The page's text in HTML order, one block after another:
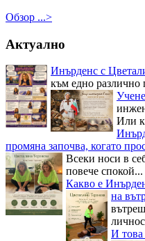
Обзор ...>
Актуално
Инърденс с
към едно различно
Или
промяна започва, когато
Всеки носи в
повече спокой...
Какво е
на
И това